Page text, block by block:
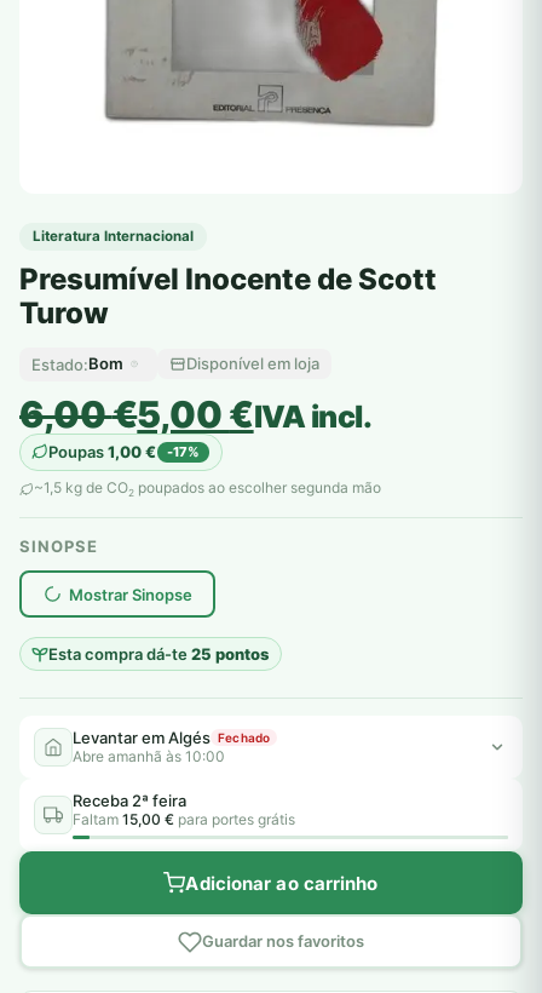
Literatura Internacional
Presumível Inocente de Scott
Turow
Estado:Bom Disponível em loja
6,00€
O
preço
original
era:
6,00 €.
5,00€
O
preço
atual
é:
5,00 €.
IVA incl.
Poupas1,00€ -17%
~1,5 kg de CO2 poupados ao escolher segunda mão
SINOPSE
Mostrar Sinopse
Esta compra dá-te25 pontos
plantar árvores reais
Levantar em Algés Fechado
Abre amanhã às 10:00
Receba 2ª feira
Faltam 15,00 € para portes grátis
Adicionar ao carrinho
Guardar nos favoritos